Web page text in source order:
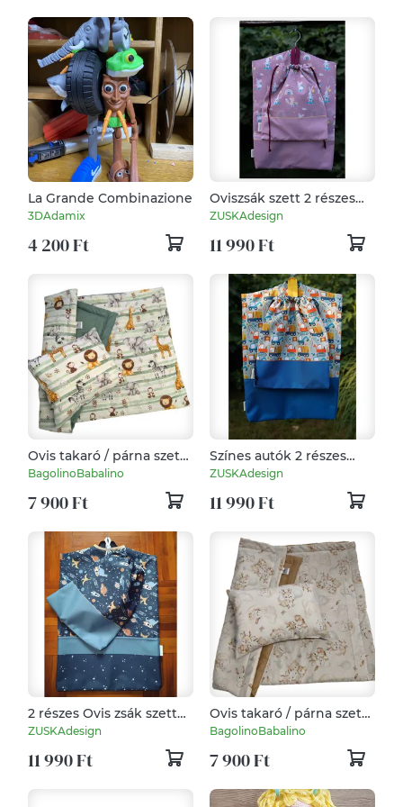
La Grande Combinazione
3DAdamix
4 200 Ft
Oviszsák szett 2 részes
"Sportos állatok"
ZUSKAdesign
11 990 Ft
Ovis takaró / párna szett
oroszlános
BagolinoBabalino
7 900 Ft
Színes autók 2 részes
ovis zsák szett
ZUSKAdesign
11 990 Ft
2 részes Ovis zsák szett
"Dínók az űrben"
ZUSKAdesign
11 990 Ft
Ovis takaró / párna szett
Őzikés
BagolinoBabalino
7 900 Ft